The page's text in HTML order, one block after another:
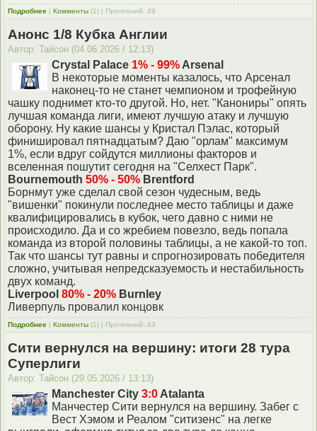
Подробнее | Комменты (1) | Прочтений: 49
Анонс 1/8 Кубка Англии
Автор: Тайсон (04.06.2026 / 12:13)
Crystal Palace 1% - 99% Arsenal
В некоторые моменты казалось, что Арсенал
наконец-то не станет чемпионом и трофейную
чашку поднимет кто-то другой. Но, нет. "Канониры" опять
лучшая команда лиги, имеют лучшую атаку и лучшую
оборону. Ну какие шансы у Кристал Пэлас, который
финишировал пятнадцатым? Даю "орлам" максимум
1%, если вдруг сойдутся миллионы факторов и
вселенная пошутит сегодня на "Селхест Парк".
Bournemouth 50% - 50% Brentford
Борнмут уже сделал свой сезон чудесным, ведь
"вишенки" покинули последнее место таблицы и даже
квалифицировались в кубок, чего давно с ними не
происходило. Да и со жребием повезло, ведь попала
команда из второй половины таблицы, а не какой-то топ.
Так что шансы тут равны и спрогнозировать победителя
сложно, учитывая непредсказуемость и нестабильность
двух команд.
Liverpool 80% - 20% Burnley
Ливерпуль провалил концовк
Подробнее | Комменты (1) | Прочтений: 43
Сити вернулся на вершину: итоги 28 тура
Суперлиги
Автор: Тайсон (29.05.2026 / 13:13)
Manchester City 3:0 Atalanta
Манчестер Сити вернулся на вершину. Забег с
Вест Хэмом и Реалом "ситизенс" на легке